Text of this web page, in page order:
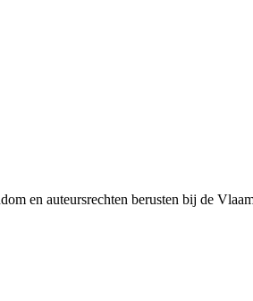
en auteursrechten berusten bij de